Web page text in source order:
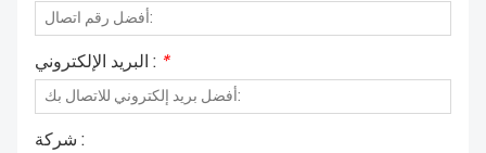
البريد الإلكتروني : *
شركة :